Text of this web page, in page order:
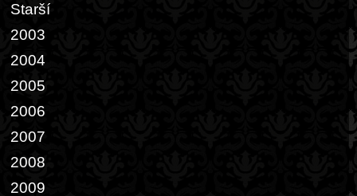
Starší
2003
2004
2005
2006
2007
2008
2009